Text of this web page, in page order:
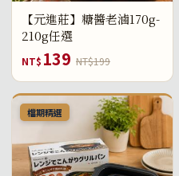
【元進莊】糖醬老滷170g-
210g任選
NT$ 139 NT$199
檔期精選